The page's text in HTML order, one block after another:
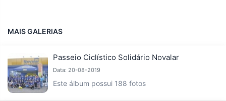
MAIS GALERIAS
Passeio Ciclístico Solidário Novalar
Data: 20-08-2019
Este álbum possui 188 fotos